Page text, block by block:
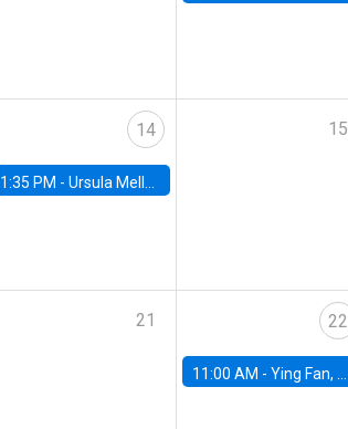
14
1:35 PM -Ursula Mello, Insper - Institute of Education and Research
15
21 22
11:00 AM -Ying Fan, University of Michigan